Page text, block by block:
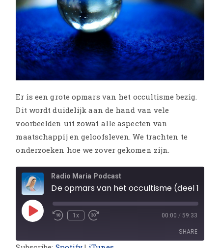
Er is een grote opmars van het occultisme bezig.
Dit wordt duidelijk aan de hand van vele
voorbeelden uit zowat alle aspecten van
maatschappij en geloofsleven. We trachten te
onderzoeken hoe we zover gekomen zijn.
Radio Maria Podcast
De opmars van het occultisme (deel 1)
1x 00:00 / 59:33
SHARE